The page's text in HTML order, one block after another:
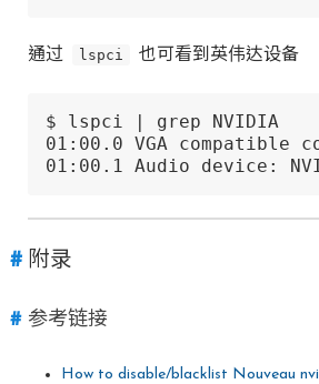
通过 lspci 也可看到英伟达设备
$ lspci | grep NVIDIA
01:00.0 VGA compatible
01:00.1 Audio device:
附录
参考链接
How to disable/blacklist Nouveau